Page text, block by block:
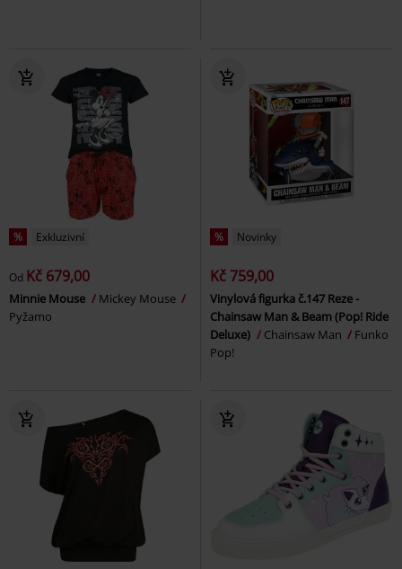
% Exkluzivní
Od Kč 679,00
Minnie Mouse
Mickey Mouse
Pyžamo
% Novinky
Kč 759,00
Vinylová figurka č.147 Reze -
Chainsaw Man & Beam (Pop! Ride
Deluxe)
Chainsaw Man
Funko
Pop!